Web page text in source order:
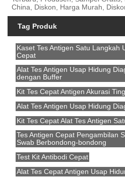
China, Diskon, Harga Murah,
Tag Produk
Kaset Tes Antigen Satu Langkah
Cepat
Alat Tes Antigen Usap Hidung
dengan Buffer
Kit Tes Cepat Antigen Akurasi
Alat Tes Antigen Usap Hidung
Kit Tes Cepat Alat Tes Antigen
Tes Antigen Cepat Pengambilan
Swab Berbondong-bondong
Test Kit Antibodi Cepat
Alat Tes Cepat Antigen Usap